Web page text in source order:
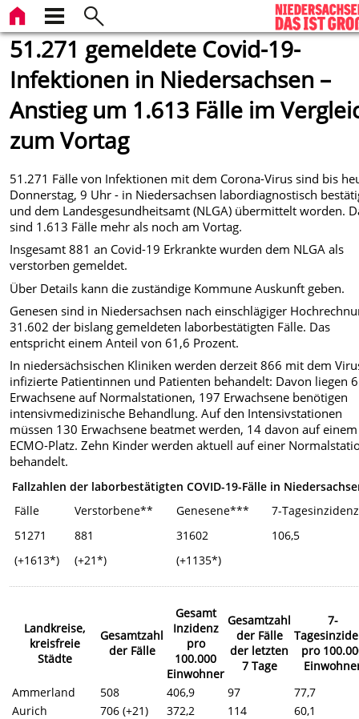
51.271 gemeldete Covid-19-
Infektionen in Niedersachsen –
Anstieg um 1.613 Fälle im
zum Vortag
51.271 Fälle von Infektionen mit dem Corona-Virus sind bis
Donnerstag, 9 Uhr - in Niedersachsen labordiagnostisch
und dem Landesgesundheitsamt (NLGA) übermittelt worden.
sind 1.613 Fälle mehr als noch am Vortag.
Insgesamt 881 an Covid-19 Erkrankte wurden dem NLGA als
verstorben gemeldet.
Über Details kann die zuständige Kommune Auskunft geben.
Genesen sind in Niedersachsen nach einschlägiger
31.602 der bislang gemeldeten laborbestätigten Fälle. Das
entspricht einem Anteil von 61,6 Prozent.
In niedersächsischen Kliniken werden derzeit 866 mit dem
infizierte Patientinnen und Patienten behandelt: Davon liegen
Erwachsene auf Normalstationen, 197 Erwachsene benötigen
intensivmedizinische Behandlung. Auf den Intensivstationen
müssen 130 Erwachsene beatmet werden, 14 davon auf einem
ECMO-Platz. Zehn Kinder werden aktuell auf einer
behandelt.
Fallzahlen der laborbestätigten COVID-19-Fälle in
Fälle
Verstorbene** Genesene***
7-Tagesinzidenz
51271
881 31602
106,5
(+1613*)
(+21*) (+1135*)
Landkreise,
kreisfreie
Städte
Gesamtzahl
der Fälle
Gesamt
Inzidenz
pro
100.000
Einwohner
Gesamtzahl
der Fälle
der letzten
7 Tage
7-
pro
Ammerland
508 406,9 97
77,7
Aurich
706 (+21) 372,2 114
60,1